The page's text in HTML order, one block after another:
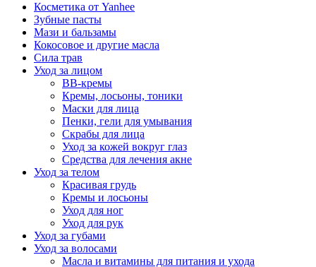
Косметика от Yanhee
Зубные пасты
Мази и бальзамы
Кокосовое и другие масла
Сила трав
Уход за лицом
BB-кремы
Кремы, лосьоны, тоники
Маски для лица
Пенки, гели для умывания
Скрабы для лица
Уход за кожей вокруг глаз
Средства для лечения акне
Уход за телом
Красивая грудь
Кремы и лосьоны
Уход для ног
Уход для рук
Уход за губами
Уход за волосами
Масла и витамины для питания и ухода